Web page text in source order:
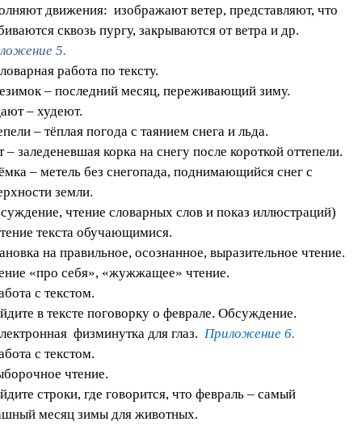
движения: изображают ветер, представляют, что
сквозь пургу, закрываются от ветра и др.
5.
работа по тексту.
– последний месяц, переживающий зиму.
– худеют.
– тёплая погода с таянием снега и льда.
– заледеневшая корка на снегу после короткой оттепели.
– метель без снегопада, поднимающийся снег с
земли.
чтение словарных слов и показ иллюстраций)
текста обучающимися.
на правильное, осознанное, выразительное чтение.
«про себя», «жужжащее» чтение.
с текстом.
в тексте поговорку о феврале. Обсуждение.
физминутка для глаз.Приложение 6.
с текстом.
чтение.
строки, где говорится, что февраль – самый
месяц зимы для животных.